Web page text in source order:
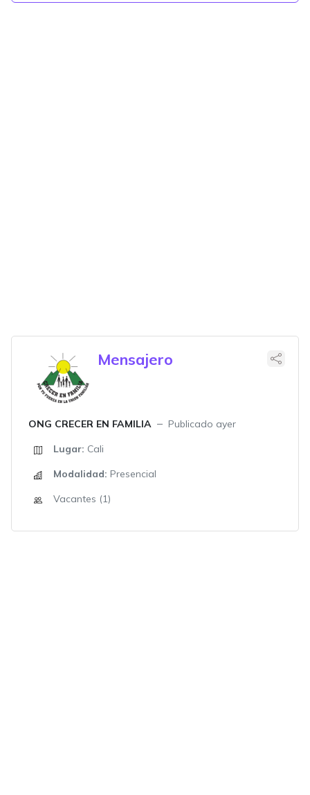
Mensajero
ONG CRECER EN FAMILIA
Publicado ayer
Lugar: Cali
Modalidad: Presencial
Vacantes (1)